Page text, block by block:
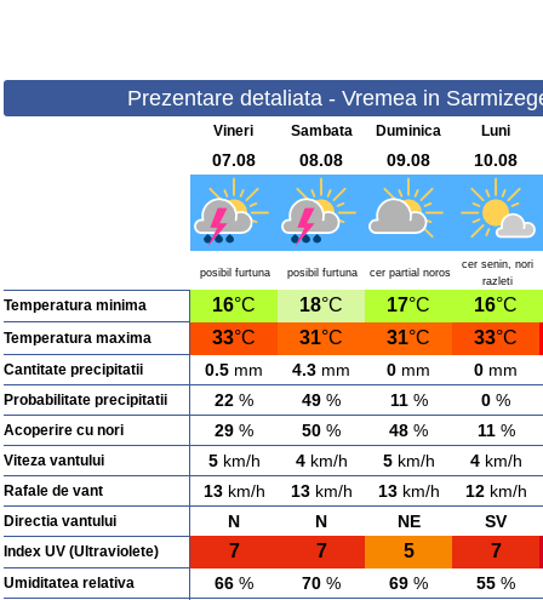
Prezentare detaliata - Vremea in
Vineri Sambata Duminica Luni
07.08 08.08 09.08 10.08
posibil furtuna posibil furtuna cer partial noros
cer senin, nori
razleti
Temperatura minima 16°C 18°C 17°C 16°C
Temperatura maxima 33°C 31°C 31°C 33°C
Cantitate precipitatii 0.5 mm 4.3 mm 0 mm 0 mm
Probabilitate precipitatii 22 % 49 % 11% 0 %
Acoperire cu nori 29 % 50 % 48 % 11%
Viteza vantului 5km/h 4km/h 5km/h 4km/h
Rafale de vant 13km/h 13km/h 13km/h 12km/h
Directia vantului N N NE SV
Index UV (Ultraviolete) 7 7 5 7
Umiditatea relativa 66 % 70 % 69 % 55 %